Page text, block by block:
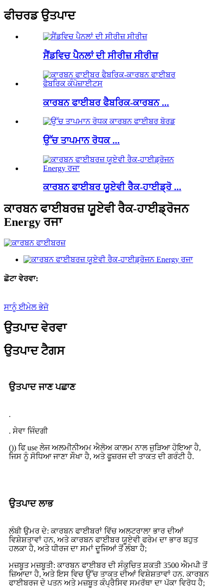
ਫੀਚਰਡ ਉਤਪਾਦ
ਸੈਂਡਵਿਚ ਪੈਨਲਾਂ ਦੀ ਸੀਰੀਜ਼ ਸੀਰੀਜ਼
ਕਾਰਬਨ ਫਾਈਬਰ ਫੈਬਰਿਕ-ਕਾਰਬਨ ...
ਉੱਚ ਤਾਪਮਾਨ ਰੋਧਕ ...
ਕਾਰਬਨ ਫਾਈਬਰ ਯੂਏਵੀ ਰੈਕ-ਹਾਈਡ੍ਰੋ ...
ਕਾਰਬਨ ਫਾਈਬਰਜ਼ ਯੂਏਵੀ ਰੈਕ-ਹਾਈਡ੍ਰੋਜਨ
Energy ਰਜਾ
ਛੋਟਾ ਵੇਰਵਾ:
ਸਾਨੂੰ ਈਮੇਲ ਭੇਜੋ
ਉਤਪਾਦ ਵੇਰਵਾ
ਉਤਪਾਦ ਟੈਗਸ
ਉਤਪਾਦ ਜਾਣ ਪਛਾਣ
.
. ਸੇਵਾ ਜਿੰਦਗੀ
()) ਫਿ use ਲੇਜ ਅਲਮੀਨੀਅਮ ਐਲੋਅ ਕਾਲਮ ਨਾਲ ਜੁੜਿਆ ਹੋਇਆ ਹੈ,
ਜਿਸ ਨੂੰ ਸੋਧਿਆ ਜਾਣਾ ਸੌਖਾ ਹੈ, ਅਤੇ ਫੂਜ਼ਰਜ ਦੀ ਤਾਕਤ ਦੀ ਗਰੰਟੀ ਹੈ.
ਉਤਪਾਦ ਲਾਭ
ਲੰਬੀ ਉਮਰ ਦੇ: ਕਾਰਬਨ ਫਾਈਬਰਾਂ ਵਿੱਚ ਅਲਟਰਾਲਾ ਭਾਰ ਦੀਆਂ
ਵਿਸ਼ੇਸ਼ਤਾਵਾਂ ਹਨ, ਅਤੇ ਕਾਰਬਨ ਫਾਈਬਰ ਯੂਏਵੀ ਫਰੇਮ ਦਾ ਭਾਰ ਬਹੁਤ
ਹਲਕਾ ਹੈ, ਅਤੇ ਧੀਰਜ ਦਾ ਸਮਾਂ ਦੂਜਿਆਂ ਤੋਂ ਲੰਬਾ ਹੈ;
ਮਜ਼ਬੂਤ ​​ਮਜ਼ਬੂਤੀ: ਕਾਰਬਨ ਫਾਈਬਰ ਦੀ ਸੰਕੁਚਿਤ ਸ਼ਕਤੀ 3500 ਐਮਪੀ ਤੋਂ
ਜ਼ਿਆਦਾ ਹੈ, ਅਤੇ ਇਸ ਵਿਚ ਉੱਚ ਤਾਕਤ ਦੀਆਂ ਵਿਸ਼ੇਸ਼ਤਾਵਾਂ ਹਨ. ਕਾਰਬਨ
ਫਾਈਬਰਜ ਦੇ ਪਤਨ ਅਤੇ ਮਜ਼ਬੂਤ ​​ਕੰਪ੍ਰੈਸਿਵ ਸਮਰੱਥਾ ਦਾ ਪੱਕਾ ਵਿਰੋਧ ਹੈ;